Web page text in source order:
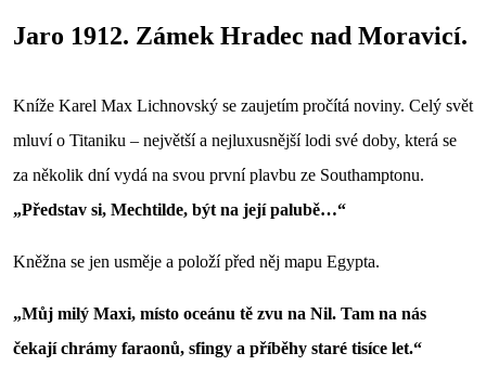
Jaro 1912. Zámek Hradec nad Moravicí.
Kníže Karel Max Lichnovský se zaujetím pročítá noviny. Celý svět
mluví o Titaniku – největší a nejluxusnější lodi své doby, která se
za několik dní vydá na svou první plavbu ze Southamptonu.
„Představ si, Mechtilde, být na její palubě…“
Kněžna se jen usměje a položí před něj mapu Egypta.
„Můj milý Maxi, místo oceánu tě zvu na Nil. Tam na nás
čekají chrámy faraonů, sfingy a příběhy staré tisíce let.“